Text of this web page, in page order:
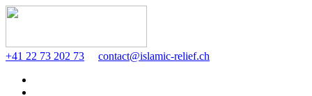
+41 22 73 202 73 contact@islamic-relief.ch